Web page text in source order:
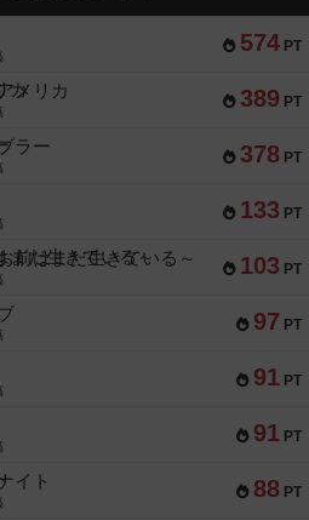
574 PT
389 PT
メリカ
378 PT
ラー
133 PT
103 PT
はまだ生きている～
97 PT
91 PT
91 PT
88 PT
イト